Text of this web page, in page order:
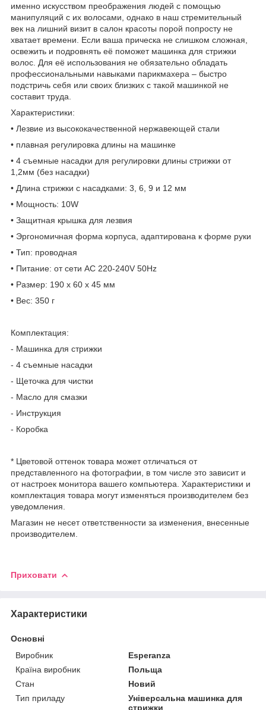
именно искусством преображения людей с помощью
манипуляций с их волосами, однако в наш стремительный
век на лишний визит в салон красоты порой попросту не
хватает времени. Если ваша прическа не слишком сложная,
освежить и подровнять её поможет машинка для стрижки
волос. Для её использования не обязательно обладать
профессиональными навыками парикмахера – быстро
подстричь себя или своих близких с такой машинкой не
составит труда.
Характеристики:
• Лезвие из высококачественной нержавеющей стали
• плавная регулировка длины на машинке
• 4 съемные насадки для регулировки длины стрижки от
1,2мм (без насадки)
• Длина стрижки с насадками: 3, 6, 9 и 12 мм
• Мощность: 10W
• Защитная крышка для лезвия
• Эргономичная форма корпуса, адаптирована к форме руки
• Тип: проводная
• Питание: от сети AC 220-240V 50Hz
• Размер: 190 х 60 х 45 мм
• Вес: 350 г
Комплектация:
- Машинка для стрижки
- 4 съемные насадки
- Щеточка для чистки
- Масло для смазки
- Инструкция
- Коробка
* Цветовой оттенок товара может отличаться от
представленного на фотографии, в том числе это зависит и
от настроек монитора вашего компьютера. Характеристики и
комплектация товара могут изменяться производителем без
уведомления.
Магазин не несет ответственности за изменения, внесенные
производителем.
Приховати
Характеристики
Основні
Виробник
Esperanza
Країна виробник
Польща
Стан
Новий
Тип приладу
Універсальна машинка для
стрижки